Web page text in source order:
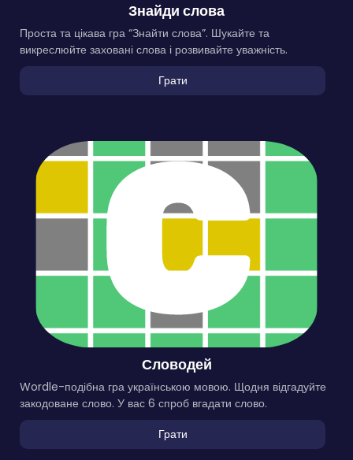
Знайди слова
Проста та цікава гра “Знайти слова”. Шукайте та
викреслюйте заховані слова і розвивайте уважність.
Грати
Словодей
Wordle-подібна гра українською мовою. Щодня відгадуйте
закодоване слово. У вас 6 спроб вгадати слово.
Грати